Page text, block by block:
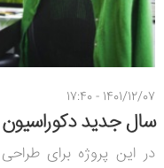
1401/12/07 - 17:40
سال جدید
در این پروژه برای